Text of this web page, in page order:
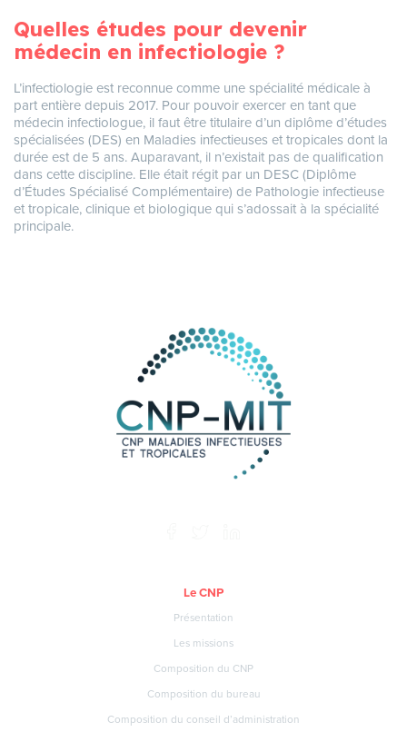
Quelles études pour devenir
médecin en infectiologie ?
L’infectiologie est reconnue comme une spécialité médicale à
part entière depuis 2017. Pour pouvoir exercer en tant que
médecin infectiologue, il faut être titulaire d’un diplôme d’études
spécialisées (DES) en Maladies infectieuses et tropicales dont la
durée est de 5 ans. Auparavant, il n’existait pas de qualification
dans cette discipline. Elle était régit par un DESC (Diplôme
d’Études Spécialisé Complémentaire) de Pathologie infectieuse
et tropicale, clinique et biologique qui s’adossait à la spécialité
principale.
Le CNP
Présentation
Les missions
Composition du CNP
Composition du bureau
Composition du conseil d’administration